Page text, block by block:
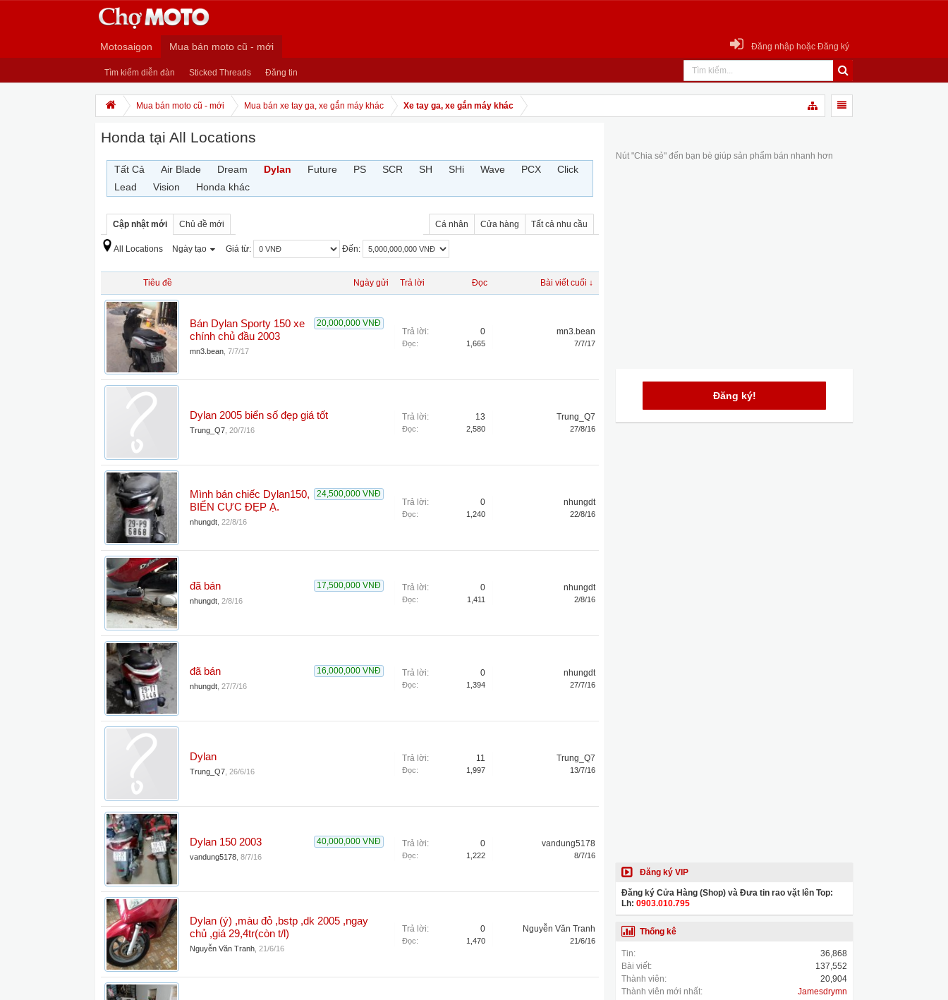
Motosaigon Mua bán moto cũ - mới
Tìm kiếm diễn đàn Sticked Threads Đăng tin
Đăng nhập hoặc Đăng ký
Mua bán moto cũ - mới Mua bán xe tay ga, xe gắn máy khác Xe tay ga, xe gắn máy khác
Honda tại All Locations
Tất Cả Air Blade Dream Dylan Future PS SCR SH SHi Wave PCX
Click
Lead
Vision Honda khác
Cập nhật mới Chủ đề mới Cá nhân Cửa hàng Tất cả nhu cầu
All Locations Ngày tạo Giá từ: Đến:
Tiêu đề Ngày gửi Trả lời Đọc Bài viết cuối ↓
20,000,000 VNĐ
Bán Dylan Sporty 150 xe
chính chủ đầu 2003
mn3.bean 7/7/17
Trả lời: 0
Đọc: 1,665
mn3.bean
7/7/17
Dylan 2005 biển số đẹp giá tốt
Trung_Q7 20/7/16
Trả lời: 13
Đọc: 2,580
Trung_Q7
27/8/16
24,500,000 VNĐ
Mình bán chiếc Dylan150,
BIỂN CỰC ĐẸP Ạ.
nhungdt 22/8/16
Trả lời: 0
Đọc: 1,240
nhungdt
22/8/16
17,500,000 VNĐ
đã bán
nhungdt 2/8/16
Trả lời: 0
Đọc: 1,411
nhungdt
2/8/16
16,000,000 VNĐ
đã bán
nhungdt 27/7/16
Trả lời: 0
Đọc: 1,394
nhungdt
27/7/16
Dylan
Trung_Q7 26/6/16
Trả lời: 11
Đọc: 1,997
Trung_Q7
13/7/16
40,000,000 VNĐ
Dylan 150 2003
vandung5178 8/7/16
Trả lời: 0
Đọc: 1,222
vandung5178
8/7/16
Dylan (ý) ,màu đỏ ,bstp ,dk 2005 ,ngay
chủ ,giá 29,4tr(còn t/l)
Nguyễn Văn Tranh 21/6/16
Trả lời: 0
Đọc: 1,470
Nguyễn Văn Tranh
21/6/16
Nút "Chia sẻ" đến bạn bè giúp sản phẩm bán nhanh hơn
Đăng ký!
Đăng ký VIP
Đăng ký Cửa Hàng (Shop) và Đưa tin rao vặt lên Top:
Lh: 0903.010.795
Thống kê
Tin:
36,868
Bài viết:
137,552
Thành viên:
20,904
Thành viên mới nhất:
Jamesdrymn